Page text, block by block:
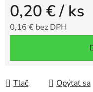
0,20 €/ ks
0,16 € bez DPH
Tlač Opýtať sa